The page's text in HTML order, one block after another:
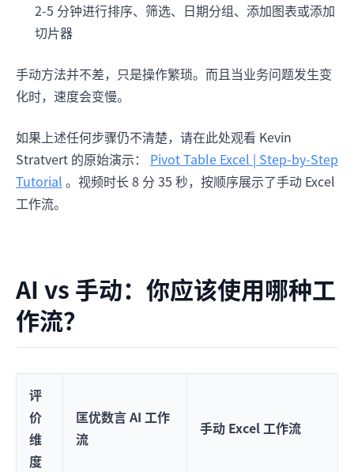
2-5 分钟进行排序、筛选、日期分组、添加图表或添加
切片器
手动方法并不差，只是操作繁琐。而且当业务问题发生变
化时，速度会变慢。
如果上述任何步骤仍不清楚，请在此处观看 Kevin
Stratvert 的原始演示：
Pivot Table Excel | Step-by-Step
Tutorial 。视频时长 8 分 35 秒，按顺序展示了手动 Excel
工作流。
AI vs 手动：你应该使用哪种工
作流？
评
价
维
度
匡优数言 AI 工作
流
手动 Excel 工作流